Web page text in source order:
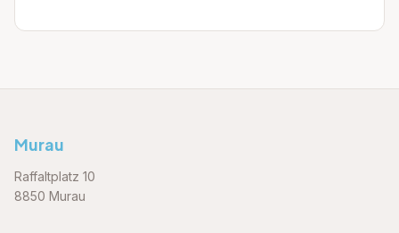
Murau
Raffaltplatz 10
8850 Murau